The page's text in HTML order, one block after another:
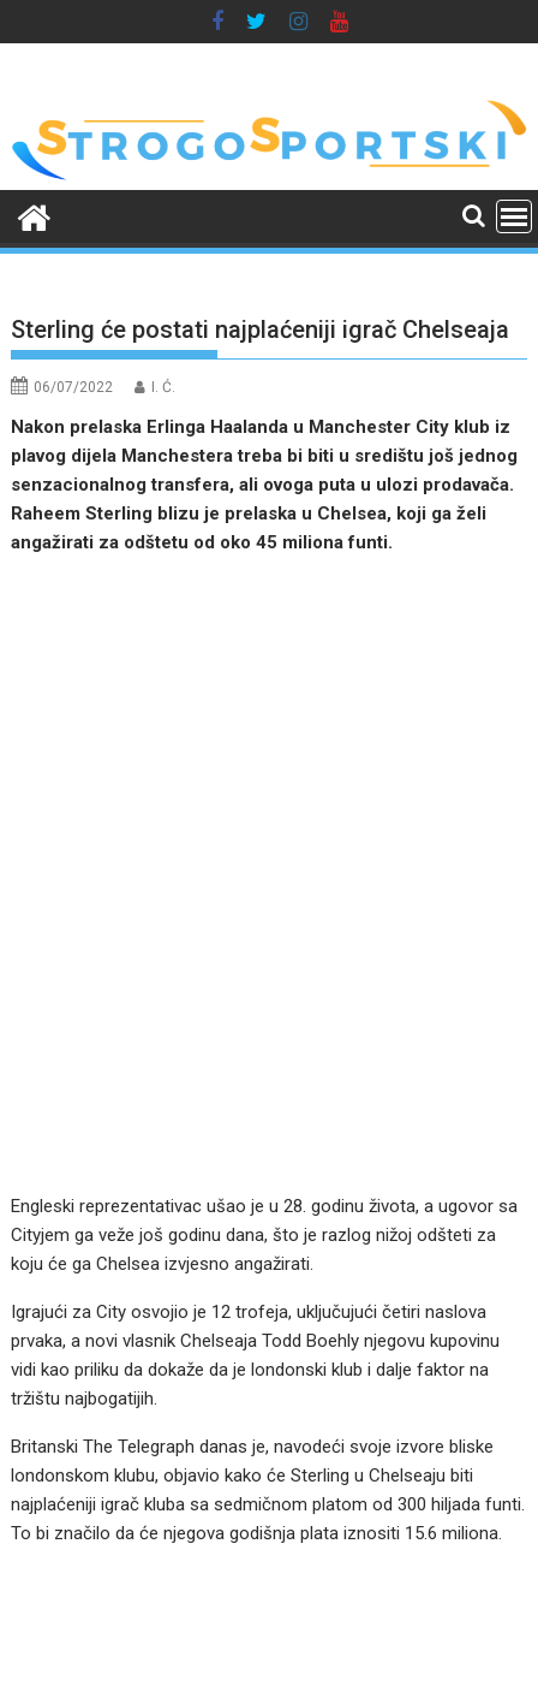
to
Sterling će postati najplaćeniji igrač Chelseaja
06/07/2022 I. Ć.
Nakon prelaska Erlinga Haalanda u Manchester City klub iz
plavog dijela Manchestera treba bi biti u središtu još jednog
senzacionalnog transfera, ali ovoga puta u ulozi prodavača.
Raheem Sterling blizu je prelaska u Chelsea, koji ga želi
angažirati za odštetu od oko 45 miliona funti.
Engleski reprezentativac ušao je u 28. godinu života, a ugovor sa
Cityjem ga veže još godinu dana, što je razlog nižoj odšteti za
koju će ga Chelsea izvjesno angažirati.
Igrajući za City osvojio je 12 trofeja, uključujući četiri naslova
prvaka, a novi vlasnik Chelseaja Todd Boehly njegovu kupovinu
vidi kao priliku da dokaže da je londonski klub i dalje faktor na
tržištu najbogatijih.
Britanski The Telegraph danas je, navodeći svoje izvore bliske
londonskom klubu, objavio kako će Sterling u Chelseaju biti
najplaćeniji igrač kluba sa sedmičnom platom od 300 hiljada funti.
To bi značilo da će njegova godišnja plata iznositi 15.6 miliona.